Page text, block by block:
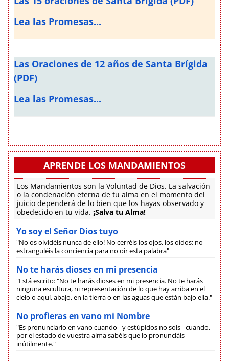
Lea las Promesas...
Las Oraciones de 12 años de Santa Brígida
(PDF)
Lea las Promesas...
APRENDE LOS MANDAMIENTOS
Los Mandamientos son la Voluntad de Dios. La salvación
o la condenación eterna de tu alma en el momento del
juicio dependerá de lo bien que los hayas observado y
obedecido en tu vida. ¡Salva tu Alma!
Yo soy el Señor Dios tuyo
"No os olvidéis nunca de ello! No cerréis los ojos, los oídos; no
estranguléis la conciencia para no oír esta palabra"
No te harás dioses en mi presencia
"Está escrito: "No te harás dioses en mi presencia. No te harás
ninguna escultura, ni representación de lo que hay arriba en el
cielo o aquí, abajo, en la tierra o en las aguas que están bajo ella."
No profieras en vano mi Nombre
"Es pronunciarlo en vano cuando - y estúpidos no sois - cuando,
por el estado de vuestra alma sabéis que lo pronunciáis
inútilmente."